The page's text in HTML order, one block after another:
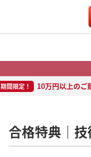
期間限定！ 10万円以上のご
合格特典｜